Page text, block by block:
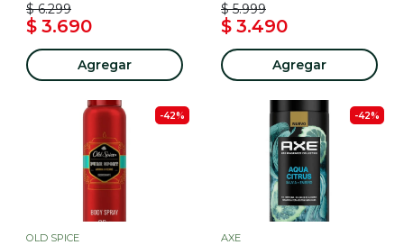
$ 6.299
$ 3.690
Agregar
$ 5.999
$ 3.490
Agregar
-42%
OLD SPICE
-42%
AXE